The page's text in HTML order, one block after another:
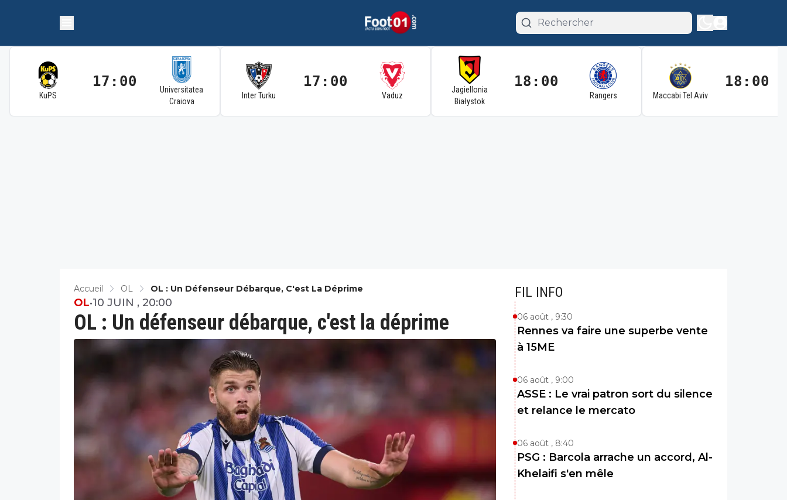
KuPS
17:00
Universitatea
Craiova
Inter Turku
17:00
Vaduz
Jagiellonia
Białystok
18:00
Rangers Maccabi Tel Aviv
18:00
Accueil OL OL : Un Défenseur Débarque, C'est La Déprime
OL : Un défenseur débarque, c'est la déprime
OL•10 JUIN , 20:00
FIL INFO
06 août , 9:30
Rennes va faire une superbe vente
à 15ME
06 août , 9:00
ASSE : Le vrai patron sort du silence
et relance le mercato
06 août , 8:40
PSG : Barcola arrache un accord, Al-
Khelaifi s'en mêle